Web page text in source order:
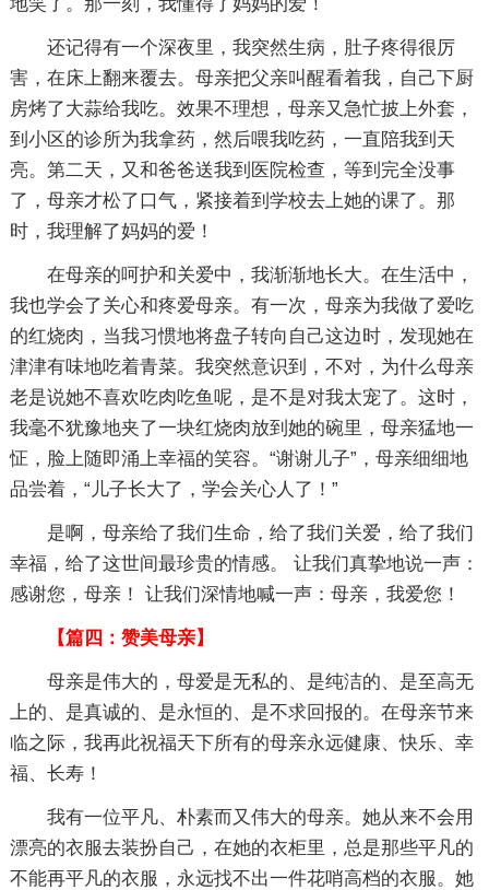
还记得有一个深夜里，我突然生病，肚子疼得很厉
害，在床上翻来覆去。母亲把父亲叫醒看着我，自己下厨
房烤了大蒜给我吃。效果不理想，母亲又急忙披上外套，
到小区的诊所为我拿药，然后喂我吃药，一直陪我到天
亮。第二天，又和爸爸送我到医院检查，等到完全没事
了，母亲才松了口气，紧接着到学校去上她的课了。那
时，我理解了妈妈的爱！
在母亲的呵护和关爱中，我渐渐地长大。在生活中，
我也学会了关心和疼爱母亲。有一次，母亲为我做了爱吃
的红烧肉，当我习惯地将盘子转向自己这边时，发现她在
津津有味地吃着青菜。我突然意识到，不对，为什么母亲
老是说她不喜欢吃肉吃鱼呢，是不是对我太宠了。这时，
我毫不犹豫地夹了一块红烧肉放到她的碗里，母亲猛地一
怔，脸上随即涌上幸福的笑容。“谢谢儿子”，母亲细细地
品尝着，“儿子长大了，学会关心人了！”
是啊，母亲给了我们生命，给了我们关爱，给了我们
幸福，给了这世间最珍贵的情感。 让我们真挚地说一声：
感谢您，母亲！ 让我们深情地喊一声：母亲，我爱您！
【篇四：赞美母亲】
母亲是伟大的，母爱是无私的、是纯洁的、是至高无
上的、是真诚的、是永恒的、是不求回报的。在母亲节来
临之际，我再此祝福天下所有的母亲永远健康、快乐、幸
福、长寿！
我有一位平凡、朴素而又伟大的母亲。她从来不会用
漂亮的衣服去装扮自己，在她的衣柜里，总是那些平凡的
不能再平凡的衣服，永远找不出一件花哨高档的衣服。她